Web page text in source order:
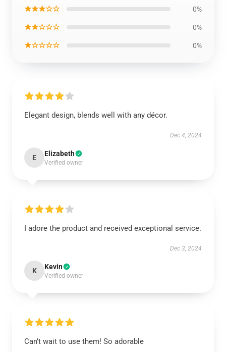
★★★☆☆ 0%
★★☆☆☆ 0%
★☆☆☆☆ 0%
Elegant design, blends well with any décor.
Dec 4, 2024
E Elizabeth
Verified owner
I adore the product and received exceptional service.
Dec 3, 2024
K Kevin
Verified owner
Can’t wait to use them! So adorable